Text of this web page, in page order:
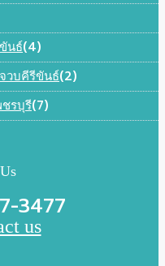
นธ์(4)
วบคีรีขันธ์(2)
ชรบุรี(7)
3477
us